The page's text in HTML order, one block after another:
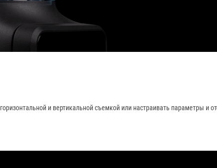
и вертикальной съемкой или настраивать параметры и